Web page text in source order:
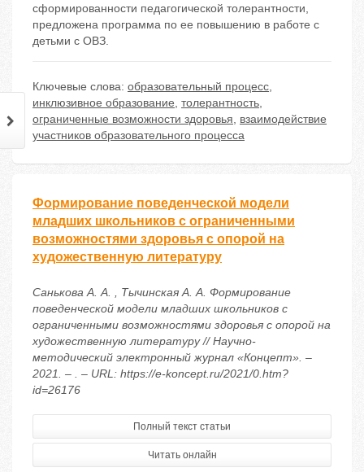
сформированности педагогической толерантности,
предложена программа по ее повышению в работе с
детьми с ОВЗ.
Ключевые слова: образовательный процесс,
инклюзивное образование, толерантность,
ограниченные возможности здоровья, взаимодействие
участников образовательного процесса
Формирование поведенческой модели
младших школьников с ограниченными
возможностями здоровья с опорой на
художественную литературу
Санькова А. А. , Тычинская А. А. Формирование
поведенческой модели младших школьников с
ограниченными возможностями здоровья с опорой на
художественную литературу // Научно-
методический электронный журнал «Концепт». –
2021. – . – URL: https://e-koncept.ru/2021/0.htm?
id=26176
Полный текст статьи
Читать онлайн